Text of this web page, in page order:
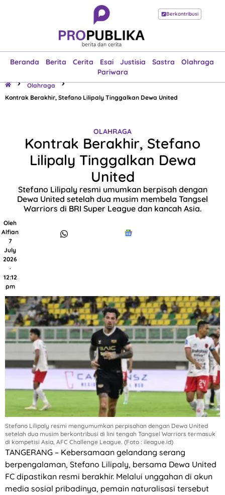
Berkontribusi
Beranda Berita Cerita Esai Justisia Sastra
Olahraga
Pariwara
Beranda
Esai
Justisia
Sastra
Olahraga
Pariwara
Olahraga
Kontrak Berakhir, Stefano Lilipaly Tinggalkan Dewa United
OLAHRAGA
Kontrak Berakhir, Stefano
Lilipaly Tinggalkan Dewa
United
Stefano Lilipaly resmi umumkan berpisah dengan
Dewa United setelah dua musim membela Tangsel
Warriors di BRI Super League dan kancah Asia.
Oleh
Alfian
7
July
2026
·
12:12
pm
Stefano Lilipaly resmi mengumumkan perpisahan dengan Dewa United
setelah dua musim berkontribusi di lini tengah Tangsel Warriors termasuk
di kompetisi Asia, AFC Challenge League. (Foto : ileague.id)
TANGERANG – Kebersamaan gelandang serang
berpengalaman, Stefano Lilipaly, bersama Dewa United
FC dipastikan resmi berakhir. Melalui unggahan di akun
media sosial pribadinya, pemain naturalisasi tersebut